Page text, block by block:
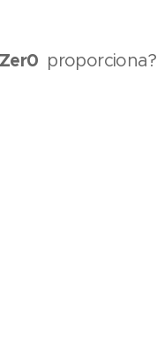
proporciona?